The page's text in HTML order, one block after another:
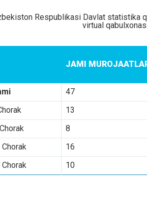
Respublikasi Davlat statistika
virtual
JAMI
47
13
8
16
Chorak
10